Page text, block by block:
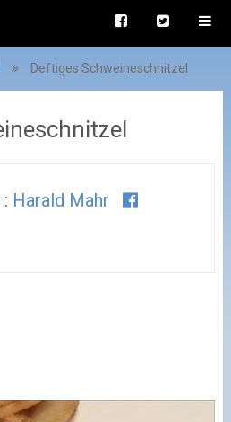
Deftiges Schweineschnitzel
Harald Mahr